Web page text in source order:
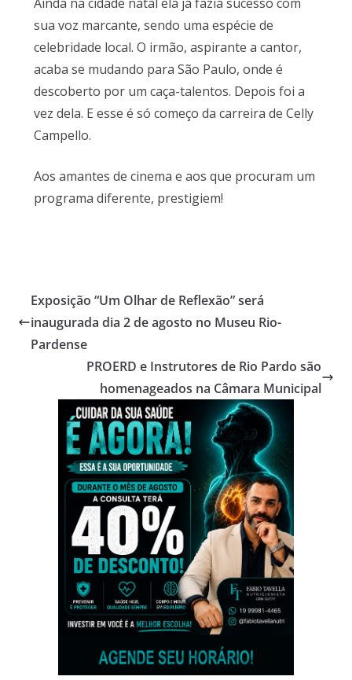
sua voz marcante, sendo uma espécie de
celebridade local. O irmão, aspirante a cantor,
acaba se mudando para São Paulo, onde é
descoberto por um caça-talentos. Depois foi a
vez dela. E esse é só começo da carreira de Celly
Campello.
Aos amantes de cinema e aos que procuram um
programa diferente, prestigiem!
Exposição “Um Olhar de Reflexão” será
inaugurada dia 2 de agosto no Museu Rio-
Pardense
PROERD e Instrutores de Rio Pardo são
homenageados na Câmara Municipal